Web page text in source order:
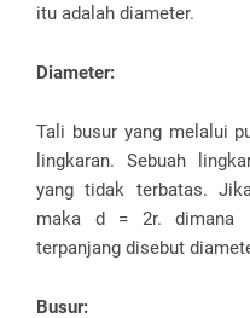
itu adalah diameter.
Diameter:
Tali busur yang melalui
lingkaran. Sebuah
yang tidak terbatas.
maka d = 2r. dimana
terpanjang disebut
Busur: